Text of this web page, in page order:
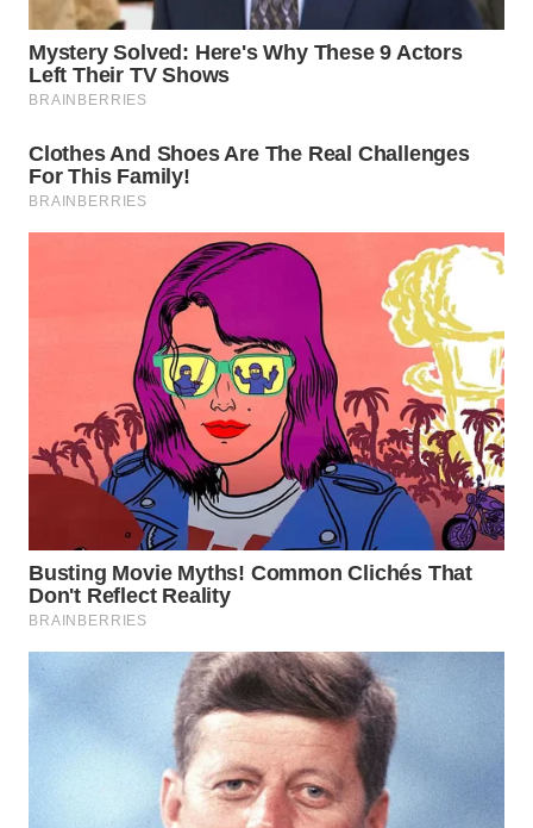
WAHANA
LISTRIK
TRAVEL
WAHANANEWS
WAHANANEWS
CO ID
WAHANANEWS
WAHANA
SPORT
WAHANA